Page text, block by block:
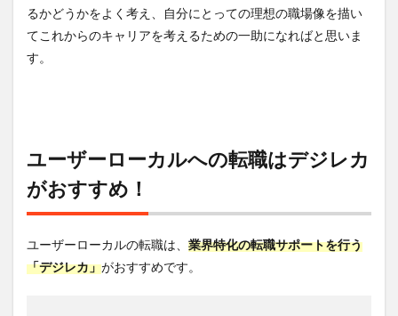
るかどうかをよく考え、自分にとっての理想の職場像を描い
てこれからのキャリアを考えるための一助になればと思いま
す。
ユーザーローカルへの転職はデジレカ
がおすすめ！
ユーザーローカルの転職は、 業界特化の転職サポートを行う
「デジレカ」がおすすめです。